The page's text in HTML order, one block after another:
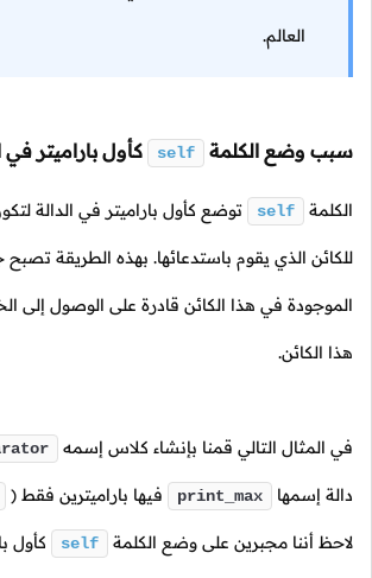
العالم.
سبب وضع الكلمة self كأول باراميتر في
الكلمة self توضع كأول باراميتر في الدالة
للكائن الذي يقوم باستدعائها. بهذه الطريقة تصبح
الموجودة في هذا الكائن قادرة على الوصول إلى
هذا الكائن.
في المثال التالي قمنا بإنشاء كلاس إسمه
دالة إسمها print_max فيها باراميترين فقط (
لاحظ أننا مجبرين على وضع الكلمة self كأول